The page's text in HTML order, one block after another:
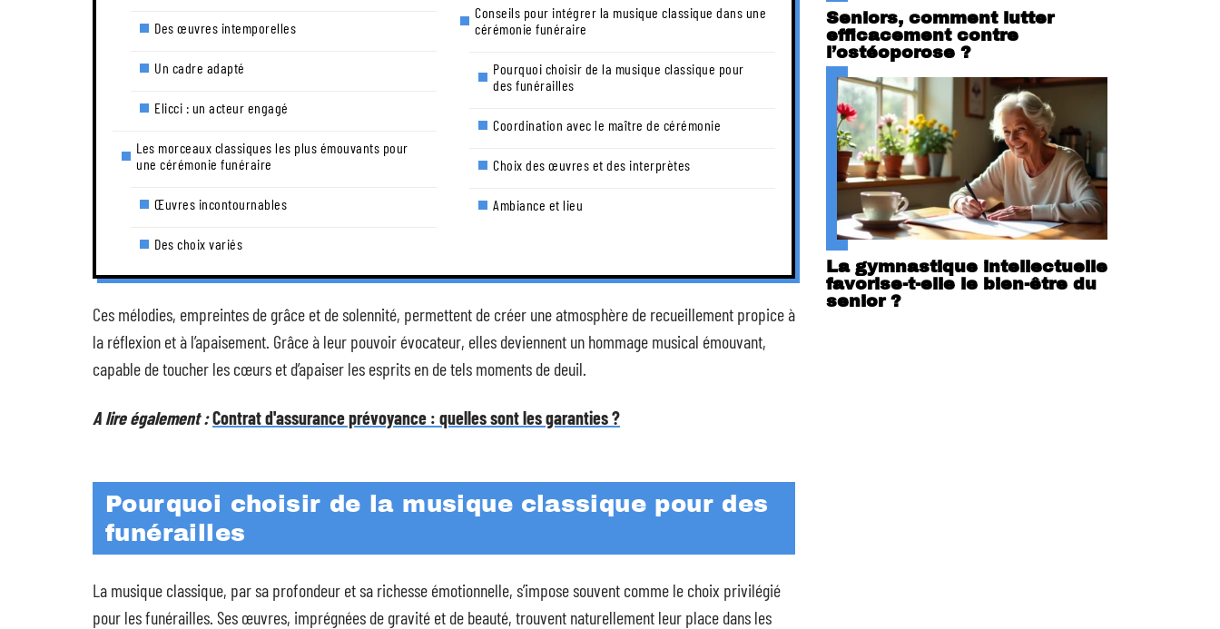
Des œuvres intemporelles
Un cadre adapté
Elicci : un acteur engagé
Les morceaux classiques les plus émouvants pour
une cérémonie funéraire
Œuvres incontournables
Des choix variés
Conseils pour intégrer la musique classique dans une
cérémonie funéraire
Pourquoi choisir de la musique classique pour
des funérailles
Coordination avec le maître de cérémonie
Choix des œuvres et des interprètes
Ambiance et lieu
Ces mélodies, empreintes de grâce et de solennité, permettent de créer une atmosphère de recueillement propice à
la réflexion et à l’apaisement. Grâce à leur pouvoir évocateur, elles deviennent un hommage musical émouvant,
capable de toucher les cœurs et d’apaiser les esprits en de tels moments de deuil.
A lire également :Contrat d'assurance prévoyance : quelles sont les garanties ?
Pourquoi choisir de la musique classique pour des
funérailles
La musique classique, par sa profondeur et sa richesse émotionnelle, s’impose souvent comme le choix privilégié
pour les funérailles. Ses œuvres, imprégnées de gravité et de beauté, trouvent naturellement leur place dans les
Seniors, comment lutter
efficacement contre
l’ostéoporose ?
La gymnastique intellectuelle
favorise-t-elle le bien-être du
senior ?